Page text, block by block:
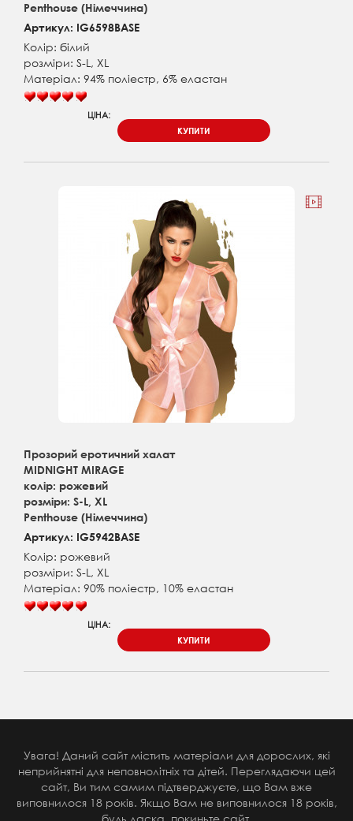
Penthouse (Німеччина)
Артикул: IG6598BASE
Колір: білий
розміри: S-L, XL
Матеріал: 94% поліестр, 6% еластан
ЦІНА:
КУПИТИ
Прозорий еротичний халат
MIDNIGHT MIRAGE
колір: рожевий
розміри: S-L, XL
Penthouse (Німеччина)
Артикул: IG5942BASE
Колір: рожевий
розміри: S-L, XL
Матеріал: 90% поліестр, 10% еластан
ЦІНА:
КУПИТИ
Увага! Даний сайт містить матеріали для дорослих, які
неприйнятні для неповнолітніх та дітей. Переглядаючи цей
сайт, Ви тим самим підтверджуєте, що Вам вже
виповнилося 18 років. Якщо Вам не виповнилося 18 років,